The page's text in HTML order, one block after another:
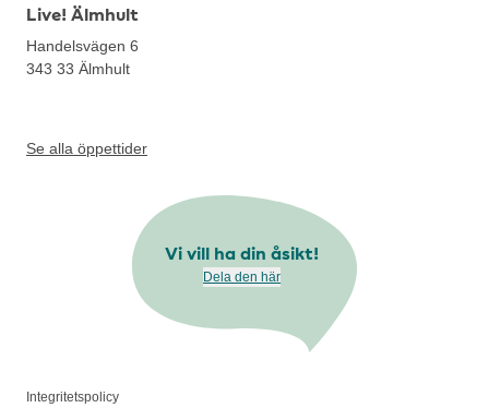
Live! Älmhult
Handelsvägen 6
343 33 Älmhult
Se alla öppettider
Vi vill ha din åsikt!
Dela den här
Integritetspolicy